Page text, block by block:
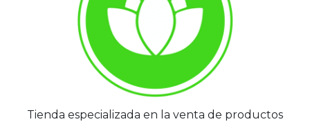
Tienda especializada en la venta de productos